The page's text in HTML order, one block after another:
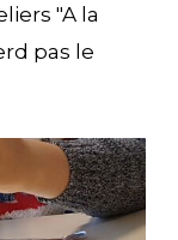
"A la
pas le